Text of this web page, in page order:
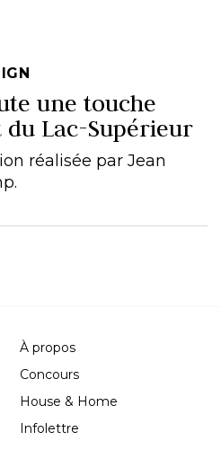
une touche
Lac-Supérieur
réalisée par Jean
À propos
Concours
House & Home
Infolettre